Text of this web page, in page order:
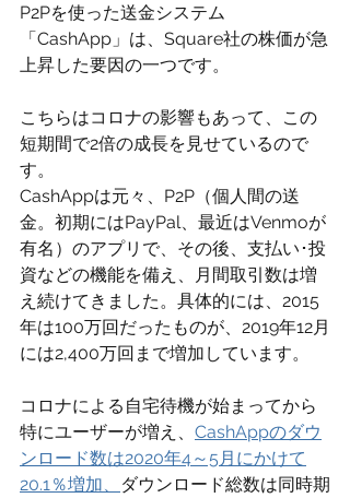
P2Pを使った送金システム
「CashApp」は、Square社の株価が急
上昇した要因の一つです。
こちらはコロナの影響もあって、この
短期間で2倍の成長を見せているので
CashAppは元々、P2P（個人間の送
金。初期にはPayPal、最近はVenmoが
有名）のアプリで、その後、支払い･投
資などの機能を備え、月間取引数は増
え続けてきました。具体的には、2015
年は100万回だったものが、2019年12月
には2,400万回まで増加しています。
コロナによる自宅待機が始まってから
特にユーザーが増え、 CashAppのダウ
ンロード数は2020年4～5月にかけて
20.1％増加、
ダウンロード総数は同時期